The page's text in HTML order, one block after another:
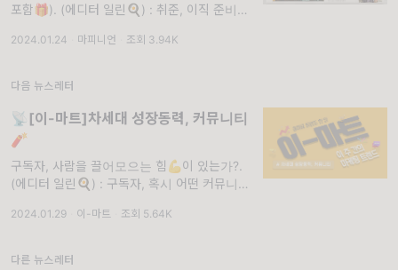
포함🎁). (에디터 일린🍳) : 취준, 이직 준비하
한 이해도, 데이터 활용 능력, 관련 자격증 보유
2024.01.24 마피니언 조회 3.94K
다음 뉴스레터
📡[이-마트]차세대 성장동력, 커뮤니티
🧨
구독자, 사람을 끌어모으는 힘💪이 있는가?.
(에디터 일린🍳) : 구독자, 혹시 어떤 커뮤니티
뮤니티를 운영 중인데! 마케팅을 주제로 인사이
2024.01.29 이-마트 조회 5.64K
다른 뉴스레터